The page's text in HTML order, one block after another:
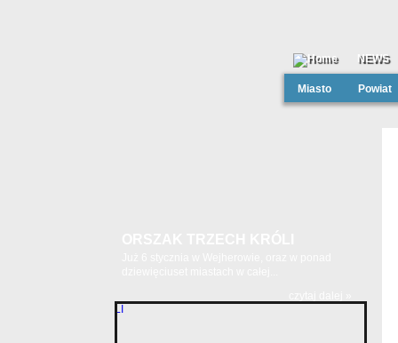
NEWS
Miasto Powiat